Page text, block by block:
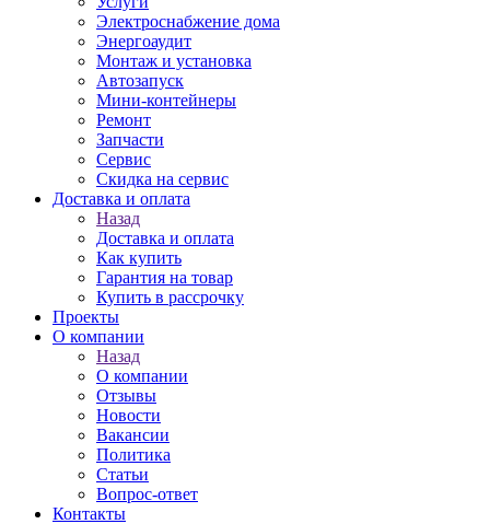
Электроснабжение дома
Энергоаудит
Монтаж и установка
Автозапуск
Мини-контейнеры
Ремонт
Запчасти
Сервис
Скидка на сервис
Доставка и оплата
Назад
Доставка и оплата
Как купить
Гарантия на товар
Купить в рассрочку
Проекты
О компании
Назад
О компании
Отзывы
Новости
Вакансии
Политика
Статьи
Вопрос-ответ
Контакты